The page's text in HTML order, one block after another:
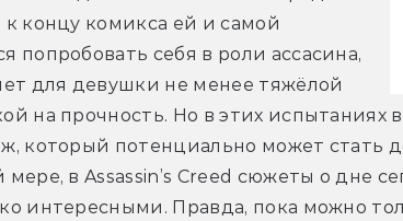
концу комикса ей и самой
попробовать себя в роли ассасина,
для девушки не менее тяжёлой
на прочность. Но в этих
который потенциально может стать
мере, в Assassin’s Creed сюжеты о дне
интересными. Правда, пока можно